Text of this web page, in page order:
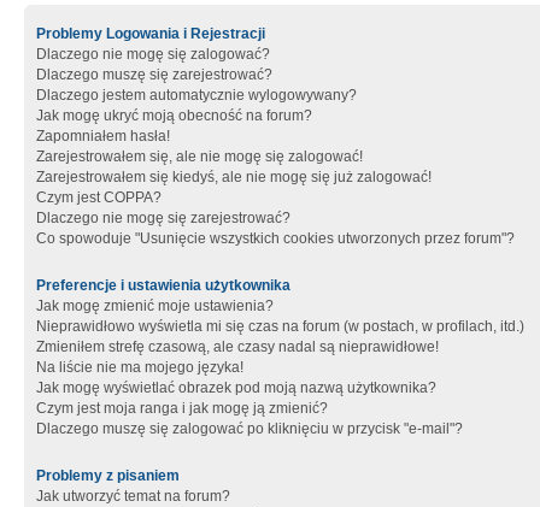
Problemy Logowania i Rejestracji
Dlaczego nie mogę się zalogować?
Dlaczego muszę się zarejestrować?
Dlaczego jestem automatycznie wylogowywany?
Jak mogę ukryć moją obecność na forum?
Zapomniałem hasła!
Zarejestrowałem się, ale nie mogę się zalogować!
Zarejestrowałem się kiedyś, ale nie mogę się już zalogować!
Czym jest COPPA?
Dlaczego nie mogę się zarejestrować?
Co spowoduje "Usunięcie wszystkich cookies utworzonych przez forum"?
Preferencje i ustawienia użytkownika
Jak mogę zmienić moje ustawienia?
Nieprawidłowo wyświetla mi się czas na forum (w postach, w profilach, itd.)
Zmieniłem strefę czasową, ale czasy nadal są nieprawidłowe!
Na liście nie ma mojego języka!
Jak mogę wyświetlać obrazek pod moją nazwą użytkownika?
Czym jest moja ranga i jak mogę ją zmienić?
Dlaczego muszę się zalogować po kliknięciu w przycisk "e-mail"?
Problemy z pisaniem
Jak utworzyć temat na forum?